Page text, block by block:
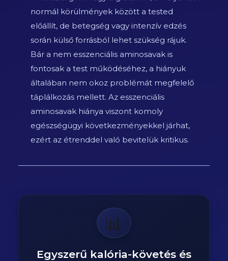
normál körülmények között a tested
előállít, de betegség vagy intenzív edzés
során külső forrásból lehet szükség rájuk.
Bár a nem esszenciális aminosavak is
fontosak a test működéséhez, a hiányuk
általában nem okoz problémát megfelelő
táplálkozás mellett. Az esszenciális
aminosavak hiánya viszont komoly
egészségügyi következményekkel járhat,
ezért az étrenddel való bevitelük kritikus.
📊
Egyszerű kalória-követés és